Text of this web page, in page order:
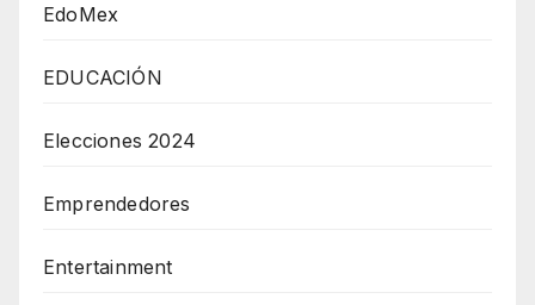
EdoMex
EDUCACIÓN
Elecciones 2024
Emprendedores
Entertainment